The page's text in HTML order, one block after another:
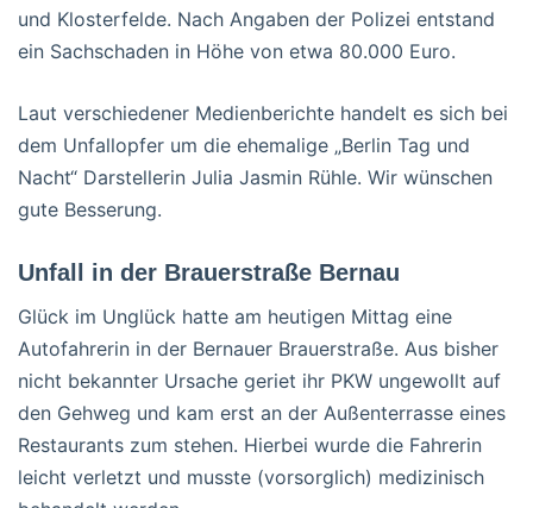
und Klosterfelde. Nach Angaben der Polizei entstand
ein Sachschaden in Höhe von etwa 80.000 Euro.
Laut verschiedener Medienberichte handelt es sich bei
dem Unfallopfer um die ehemalige „Berlin Tag und
Nacht“ Darstellerin Julia Jasmin Rühle. Wir wünschen
gute Besserung.
Unfall in der Brauerstraße Bernau
Glück im Unglück hatte am heutigen Mittag eine
Autofahrerin in der Bernauer Brauerstraße. Aus bisher
nicht bekannter Ursache geriet ihr PKW ungewollt auf
den Gehweg und kam erst an der Außenterrasse eines
Restaurants zum stehen. Hierbei wurde die Fahrerin
leicht verletzt und musste (vorsorglich) medizinisch